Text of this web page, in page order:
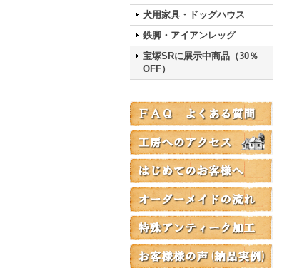
犬用家具・ドッグハウス
鉄脚・アイアンレッグ
宝塚SRに展示中商品（30％
OFF）